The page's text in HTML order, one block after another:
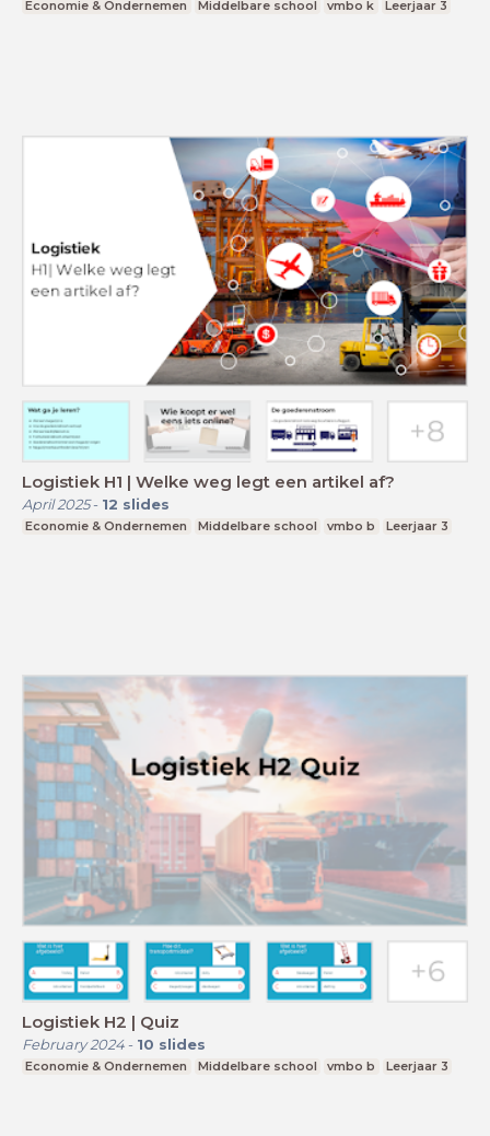
Economie & Ondernemen Middelbare school vmbo k Leerjaar 3
Logistiek H1 | Welke weg legt een artikel af?
April 2025- 12 slides
Economie & Ondernemen Middelbare school vmbo b Leerjaar 3
Logistiek H2 | Quiz
February 2024- 10 slides
Economie & Ondernemen Middelbare school vmbo b Leerjaar 3